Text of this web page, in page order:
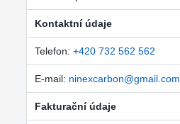
Kontaktní údaje
Telefon: +420 732 562 562
E-mail: ninexcarbon@gmail.com
Fakturační údaje